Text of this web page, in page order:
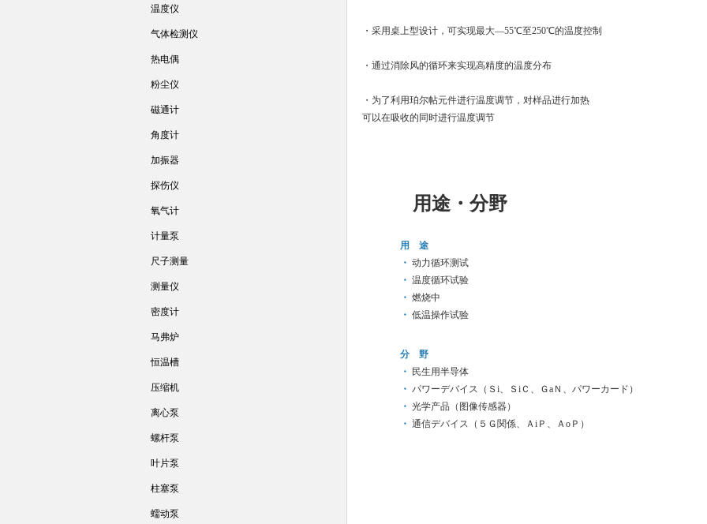
・采用桌上型设计，可实现最大—55℃至250℃的温度控制
・通过消除风的循环来实现高精度的温度分布
・为了利用珀尔帖元件进行温度调节，对样品进行加热
可以在吸收的同时进行温度调节
用途・分野
用 途
・ 动力循环测试
・ 温度循环试验
・ 燃烧中
・ 低温操作试验
分 野
・
民生用半导体
・ パワーデバイス（Ｓi、ＳiＣ、ＧaＮ、パワーカード）
・ 光学产品（图像传感器）
・ 通信デバイス（５Ｇ関係、ＡiＰ、ＡoＰ）
温度仪
气体检测仪
热电偶
粉尘仪
磁通计
角度计
加振器
探伤仪
氧气计
计量泵
尺子测量
测量仪
密度计
马弗炉
恒温槽
压缩机
离心泵
螺杆泵
叶片泵
柱塞泵
蠕动泵